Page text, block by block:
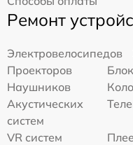
Ремонт
Электровелосипедов
Проекторов
Наушников
Акустических
систем
VR систем